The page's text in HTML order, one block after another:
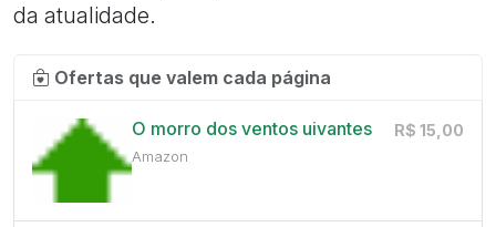
da atualidade.
Ofertas que valem cada página
O morro dos ventos uivantes
Amazon
R$ 15,00